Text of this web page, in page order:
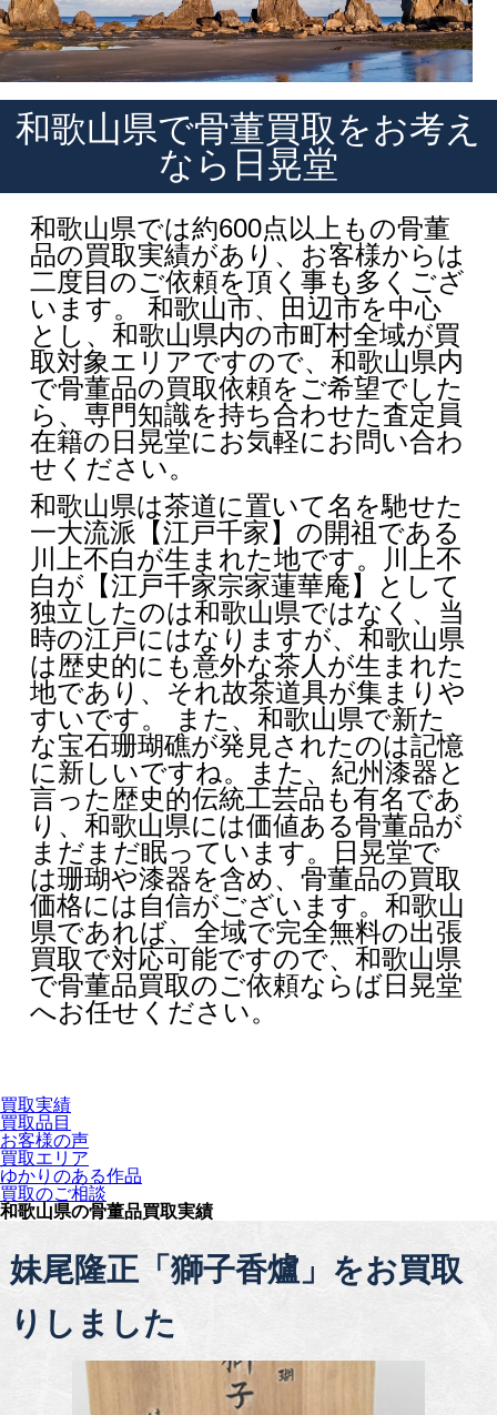
和歌山県で骨董買取をお考え
なら日晃堂
和歌山県では約600点以上もの骨董
品の買取実績があり、お客様からは
二度目のご依頼を頂く事も多くござ
います。 和歌山市、田辺市を中心
とし、和歌山県内の市町村全域が買
取対象エリアですので、和歌山県内
で骨董品の買取依頼をご希望でした
ら、専門知識を持ち合わせた査定員
在籍の日晃堂にお気軽にお問い合わ
せください。
和歌山県は茶道に置いて名を馳せた
一大流派【江戸千家】の開祖である
川上不白が生まれた地です。川上不
白が【江戸千家宗家蓮華庵】として
独立したのは和歌山県ではなく、当
時の江戸にはなりますが、和歌山県
は歴史的にも意外な茶人が生まれた
地であり、それ故茶道具が集まりや
すいです。 また、和歌山県で新た
な宝石珊瑚礁が発見されたのは記憶
に新しいですね。また、紀州漆器と
言った歴史的伝統工芸品も有名であ
り、和歌山県には価値ある骨董品が
まだまだ眠っています。日晃堂で
は珊瑚や漆器を含め、骨董品の買取
価格には自信がございます。和歌山
県であれば、全域で完全無料の出張
買取で対応可能ですので、和歌山県
で骨董品買取のご依頼ならば日晃堂
へお任せください。
買取実績
買取品目
お客様の声
買取エリア
ゆかりのある作品
買取のご相談
和歌山県の骨董品買取実績
妹尾隆正「獅子香爐」をお買取
りしました